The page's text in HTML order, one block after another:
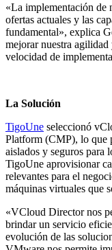
«La implementación de
ofertas actuales y las
fundamental», explica
mejorar nuestra
velocidad de
La Solución
TigoUne seleccionó
Platform (CMP), lo que
aislados y seguros para
TigoUne aprovisionar
relevantes para el
máquinas virtuales que
«VCloud Director nos
brindar un servicio
evolución de las